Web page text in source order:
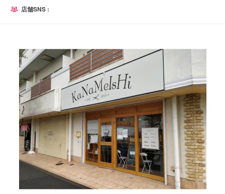
店舗SNS :